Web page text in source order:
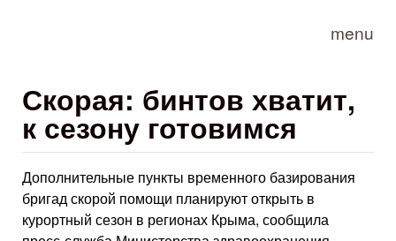
menu
Скорая: бинтов хватит,
к сезону готовимся
Дополнительные пункты временного базирования
бригад скорой помощи планируют открыть в
курортный сезон в регионах Крыма, сообщила